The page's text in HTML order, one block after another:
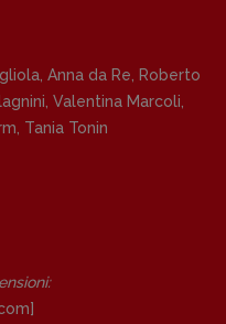
fis.
Anna da Re Roberto
Valentina Marcoli
Tania Tonin
: